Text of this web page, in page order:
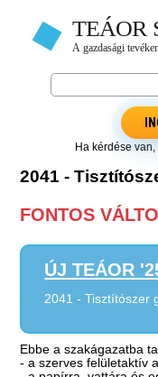
Ha kérdése
2041 -
FONTOS
ÚJ TEÁOR
2041 - Tisztítószer
Ebbe a szakágazatba
- a szerves felületaktív